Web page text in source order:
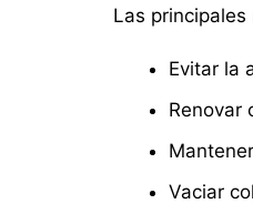
Las
Evitar la
Renovar
Vaciar